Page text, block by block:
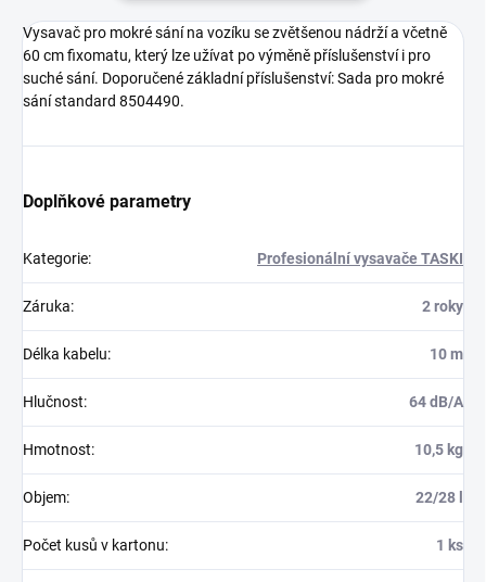
Vysavač pro mokré sání na vozíku se zvětšenou nádrží a včetně
60 cm fixomatu, který lze užívat po výměně příslušenství i pro
suché sání. Doporučené základní příslušenství: Sada pro mokré
sání standard 8504490.
Doplňkové parametry
Kategorie: Profesionální vysavače TASKI
Záruka: 2 roky
Délka kabelu: 10 m
Hlučnost: 64 dB/A
Hmotnost: 10,5 kg
Objem: 22/28 l
Počet kusů v kartonu: 1 ks